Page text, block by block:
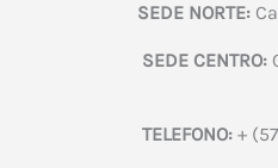
SEDE NORTE:
SEDE CENTRO:
TELEFONO:+